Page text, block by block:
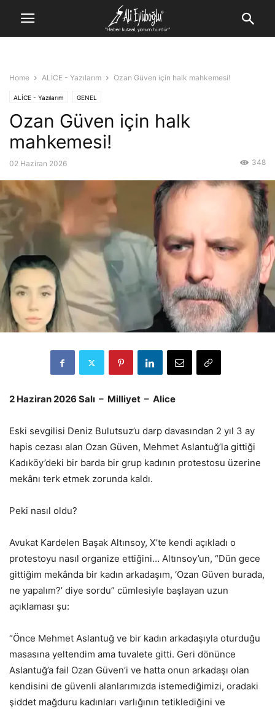
Home ALİCE - Yazılarım Ozan Güven için halk mahkemesi!
ALİCE - Yazılarım GENEL
Ozan Güven için halk
mahkemesi!
02 Haziran 2026 348
2 Haziran 2026 Salı – Milliyet – Alice
Eski sevgilisi Deniz Bulutsuz’u darp davasından 2 yıl 3 ay
hapis cezası alan Ozan Güven, Mehmet Aslantuğ’la gittiği
Kadıköy’deki bir barda bir grup kadının protestosu üzerine
mekânı terk etmek zorunda kaldı.
Peki nasıl oldu?
Avukat Kardelen Başak Altınsoy, X’te kendi açıkladı o
protestoyu nasıl organize ettiğini… Altınsoy’un, “Dün gece
gittiğim mekânda bir kadın arkadaşım, ‘Ozan Güven burada,
ne yapalım?’ diye sordu” cümlesiyle başlayan uzun
açıklaması şu:
“Önce Mehmet Aslantuğ ve bir kadın arkadaşıyla oturduğu
masasına yeltendim ama tuvalete gitti. Geri dönünce
Aslantuğ’a fail Ozan Güven’i ve hatta onun arkadaşı olan
kendisini de güvenli alanlarımızda istemediğimizi, oradaki
şiddet mağduru kadınları varlığının tetiklediğini ve